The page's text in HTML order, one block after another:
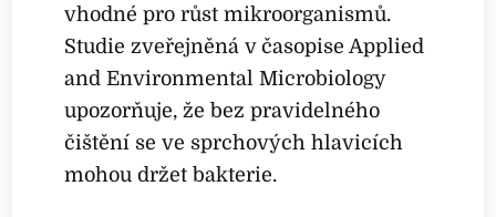
vhodné pro růst mikroorganismů.
Studie zveřejněná v časopise Applied
and Environmental Microbiology
upozorňuje, že bez pravidelného
čištění se ve sprchových hlavicích
mohou držet bakterie.